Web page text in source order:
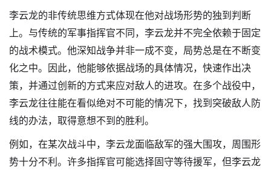
李云龙的非传统思维方式体现在他对战场形势的独到判断
上。与传统的军事指挥官不同，李云龙并不完全依赖于固定
的战术模式。他深知战争并非一成不变，局势总是在不断变
化之中。因此，他能够依据战场的具体情况，快速作出决
策，并通过创新的方式来应对敌人的进攻。在多个战役中，
李云龙往往能在看似绝对不可能的情况下，找到突破敌人防
线的办法，取得意想不到的胜利。
例如，在某次战斗中，李云龙面临敌军的强大围攻，周围形
势十分不利。许多指挥官可能选择固守等待援军，但李云龙